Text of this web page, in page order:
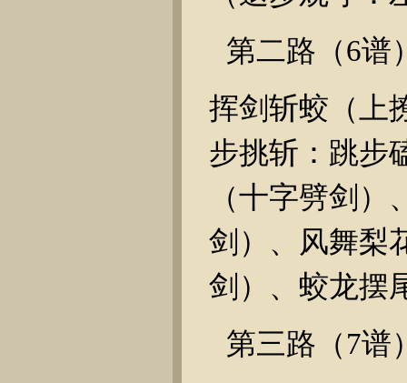
第二路（6谱
挥剑斩蛟（上
步挑斩：跳步
（十字劈剑
剑）、风舞梨
剑）、蛟龙摆
第三路（7谱